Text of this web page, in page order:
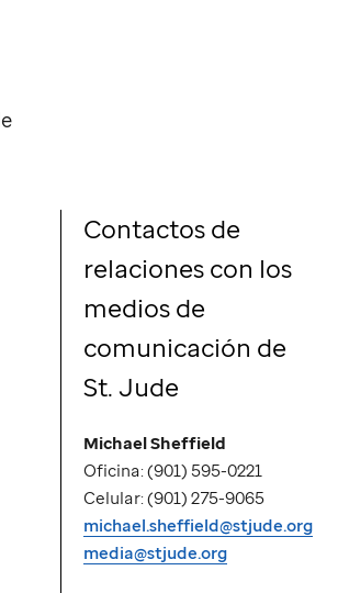
Contactos de
relaciones con los
medios de
comunicación de
St. Jude
Michael Sheffield
Oficina: (901) 595-0221
Celular: (901) 275-9065
michael.sheffield@stjude.org
media@stjude.org